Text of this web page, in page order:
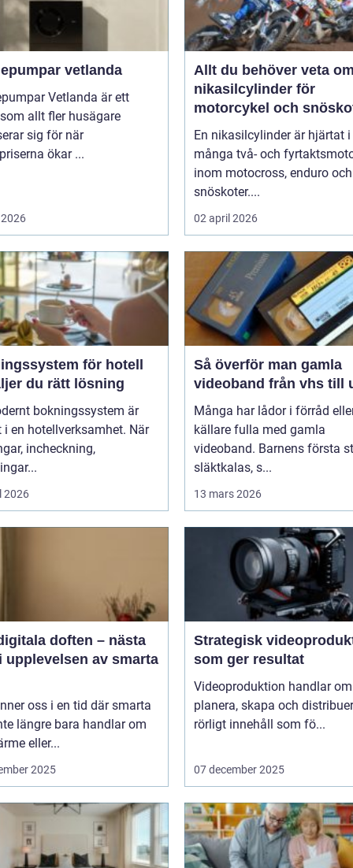
vetlanda
Vetlanda är ett
allt fler husägare
sig för när
ökar ...
Allt du behöver veta
nikasilcylinder för
motorcykel och
En nikasilcylinder är hjärtat i
många två- och
inom motocross, enduro och
snöskoter....
02 april 2026
för hotell
du rätt lösning
bokningssystem är
i en hotellverksamhet. När
incheckning,
2026
Så överför man gamla
videoband från vhs till
Många har lådor i förråd
källare fulla med gamla
videoband. Barnens första
släktkalas, s...
13 mars 2026
doften – nästa
upplevelsen av smarta
oss i en tid där smarta
längre bara handlar om
eller...
2025
Strategisk
som ger resultat
Videoproduktion handlar
planera, skapa och
rörligt innehåll som fö...
07 december 2025